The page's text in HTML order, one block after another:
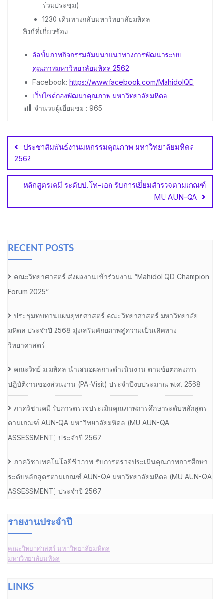
ร่วมประชุม)
1230 เดินทางกลับมหาวิทยาลัยมหิดล
ลิงก์ที่เกี่ยวข้อง
อัลบั้มภาพกิจกรรมสัมมนาแนวทางการพัฒนาระบบ
คุณภาพมหาวิทยาลัยมหิดล 2562
Facebook: https://www.facebook.com/MahidolQD
เว็บไซต์กองพัฒนาคุณภาพ มหาวิทยาลัยมหิดล
จำนวนผู้เยี่ยมชม : 965
navigation
ประชาสัมพันธ์งานมหกรรมคุณภาพ มหาวิทยาลัยมหิดล
2562
หลักสูตรเคมี ระดับป.โท-เอก รับการเยี่ยมสำรวจตามเกณฑ์
MU AUN-QA
RECENT POSTS
คณะวิทยาศาสตร์ ส่งผลงานเข้าร่วมงาน “Mahidol QD Champion
Forum 2025”
ประชุมทบทวนแผนยุทธศาสตร์ คณะวิทยาศาสตร์ มหาวิทยาลัย
มหิดล ประจำปี 2568 มุ่งเสริมศักยภาพสู่ความเป็นเลิศทาง
วิทยาศาสตร์
คณะวิทย์ ม.มหิดล นำเสนอผลการดำเนินงาน ตามข้อตกลงการ
ปฏิบัติงานของส่วนงาน (PA-Visit) ประจำปีงบประมาณ พ.ศ. 2568
ภาควิชาเคมี รับการตรวจประเมินคุณภาพการศึกษาระดับหลักสูตร
ตามเกณฑ์ AUN-QA มหาวิทยาลัยมหิดล (MU AUN-QA
ASSESSMENT) ประจำปี 2567
ภาควิชาเทคโนโลยีชีวภาพ รับการตรวจประเมินคุณภาพการศึกษา
ระดับหลักสูตรตามเกณฑ์ AUN-QA มหาวิทยาลัยมหิดล (MU AUN-QA
ASSESSMENT) ประจำปี 2567
รายงานประจำปี
คณะวิทยาศาสตร์ มหาวิทยาลัยมหิดล
มหาวิทยาลัยมหิดล
LINKS